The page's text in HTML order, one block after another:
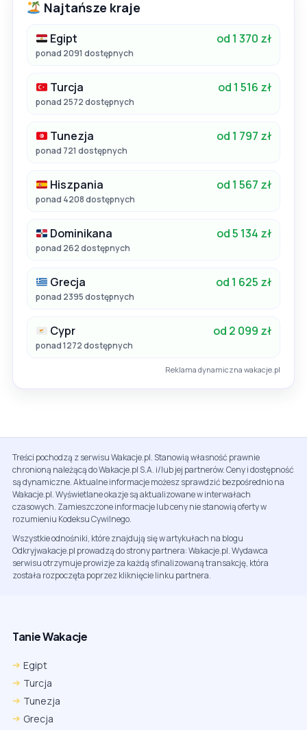
Najtańsze kraje
Egipt od 1 370 zł
ponad 2091 dostępnych
Turcja od 1 516 zł
ponad 2572 dostępnych
Tunezja od 1 797 zł
ponad 721 dostępnych
Hiszpania od 1 567 zł
ponad 4208 dostępnych
Dominikana od 5 134 zł
ponad 262 dostępnych
Grecja od 1 625 zł
ponad 2395 dostępnych
Cypr od 2 099 zł
ponad 1272 dostępnych
Reklama dynamiczna wakacje.pl
Treści pochodzą z serwisu Wakacje.pl. Stanowią własność prawnie
chronioną należącą do Wakacje.pl S.A. i/lub jej partnerów. Ceny i dostępność
są dynamiczne. Aktualne informacje możesz sprawdzić bezpośrednio na
Wakacje.pl. Wyświetlane okazje są aktualizowane w interwałach
czasowych. Zamieszczone informacje lub ceny nie stanowią oferty w
rozumieniu Kodeksu Cywilnego.
Wszystkie odnośniki, które znajdują się w artykułach na blogu
Odkryjwakacje.pl prowadzą do strony partnera: Wakacje.pl. Wydawca
serwisu otrzymuje prowizje za każdą sfinalizowaną transakcję, która
została rozpoczęta poprzez kliknięcie linku partnera.
Tanie Wakacje
Egipt
Turcja
Tunezja
Grecja